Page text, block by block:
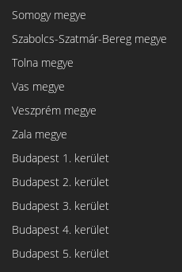
Somogy megye
Szabolcs-Szatmár-Bereg megye
Tolna megye
Vas megye
Veszprém megye
Zala megye
Budapest 1. kerület
Budapest 2. kerület
Budapest 3. kerület
Budapest 4. kerület
Budapest 5. kerület